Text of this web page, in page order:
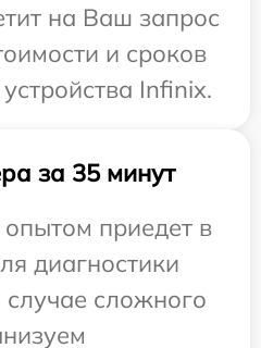
на Ваш запрос
и сроков
Infinix.
за 35 минут
приедет в
диагностики
сложного